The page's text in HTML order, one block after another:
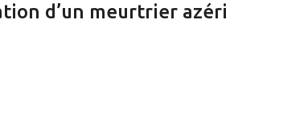
d’un meurtrier azéri